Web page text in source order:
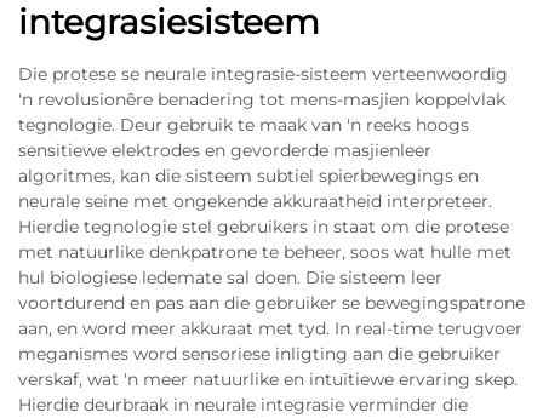
integrasiesisteem
Die protese se neurale integrasie-sisteem verteenwoordig
'n revolusionêre benadering tot mens-masjien koppelvlak
tegnologie. Deur gebruik te maak van 'n reeks hoogs
sensitiewe elektrodes en gevorderde masjienleer
algoritmes, kan die sisteem subtiel spierbewegings en
neurale seine met ongekende akkuraatheid interpreteer.
Hierdie tegnologie stel gebruikers in staat om die protese
met natuurlike denkpatrone te beheer, soos wat hulle met
hul biologiese ledemate sal doen. Die sisteem leer
voortdurend en pas aan die gebruiker se bewegingspatrone
aan, en word meer akkuraat met tyd. In real-time terugvoer
meganismes word sensoriese inligting aan die gebruiker
verskaf, wat 'n meer natuurlike en intuïtiewe ervaring skep.
Hierdie deurbraak in neurale integrasie verminder die